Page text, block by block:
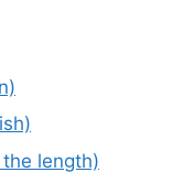
length)